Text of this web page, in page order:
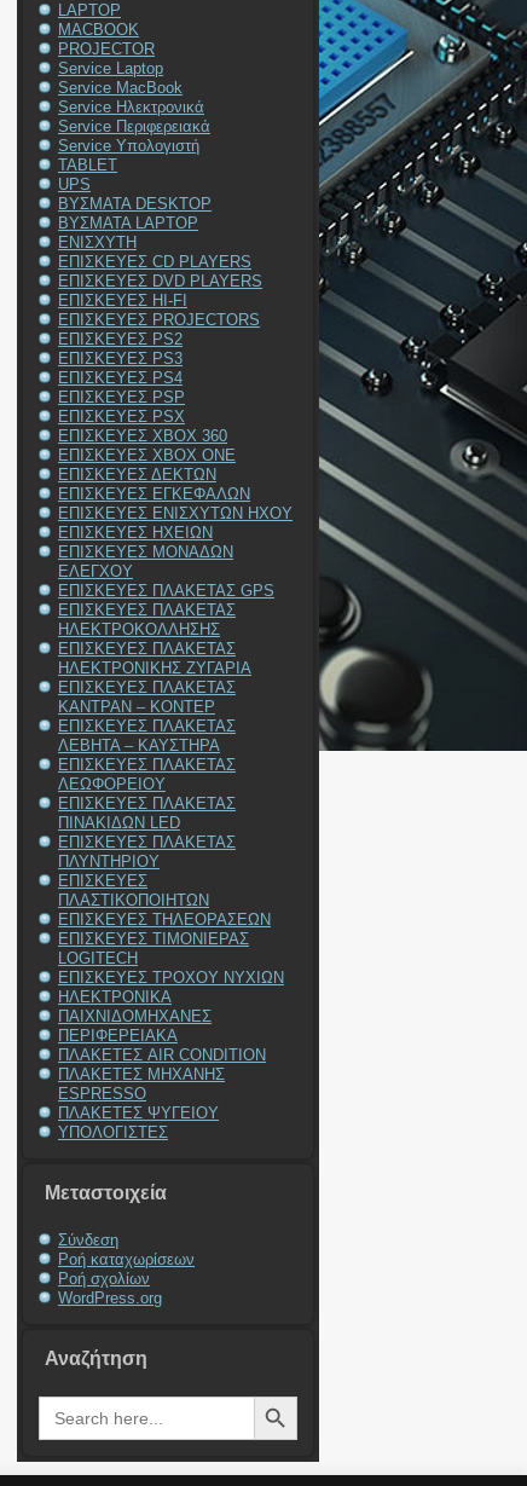
LAPTOP
MACBOOK
PROJECTOR
Service Laptop
Service MacBook
Service Ηλεκτρονικά
Service Περιφερειακά
Service Υπολογιστή
TABLET
UPS
ΒΥΣΜΑΤΑ DESKTOP
ΒΥΣΜΑΤΑ LAPTOP
ΕΝΙΣΧΥΤΗ
ΕΠΙΣΚΕΥΕΣ CD PLAYERS
ΕΠΙΣΚΕΥΕΣ DVD PLAYERS
ΕΠΙΣΚΕΥΕΣ HI-FI
ΕΠΙΣΚΕΥΕΣ PROJECTORS
ΕΠΙΣΚΕΥΕΣ PS2
ΕΠΙΣΚΕΥΕΣ PS3
ΕΠΙΣΚΕΥΕΣ PS4
ΕΠΙΣΚΕΥΕΣ PSP
ΕΠΙΣΚΕΥΕΣ PSX
ΕΠΙΣΚΕΥΕΣ XBOX 360
ΕΠΙΣΚΕΥΕΣ XBOX ONE
ΕΠΙΣΚΕΥΕΣ ΔΕΚΤΩΝ
ΕΠΙΣΚΕΥΕΣ ΕΓΚΕΦΑΛΩΝ
ΕΠΙΣΚΕΥΕΣ ΕΝΙΣΧΥΤΩΝ ΗΧΟΥ
ΕΠΙΣΚΕΥΕΣ ΗΧΕΙΩΝ
ΕΠΙΣΚΕΥΕΣ ΜΟΝΑΔΩΝ
ΕΛΕΓΧΟΥ
ΕΠΙΣΚΕΥΕΣ ΠΛΑΚΕΤΑΣ GPS
ΕΠΙΣΚΕΥΕΣ ΠΛΑΚΕΤΑΣ
ΗΛΕΚΤΡΟΚΟΛΛΗΣΗΣ
ΕΠΙΣΚΕΥΕΣ ΠΛΑΚΕΤΑΣ
ΗΛΕΚΤΡΟΝΙΚΗΣ ΖΥΓΑΡΙΑ
ΕΠΙΣΚΕΥΕΣ ΠΛΑΚΕΤΑΣ
ΚΑΝΤΡΑΝ – ΚΟΝΤΕΡ
ΕΠΙΣΚΕΥΕΣ ΠΛΑΚΕΤΑΣ
ΛΕΒΗΤΑ – ΚΑΥΣΤΗΡΑ
ΕΠΙΣΚΕΥΕΣ ΠΛΑΚΕΤΑΣ
ΛΕΩΦΟΡΕΙΟΥ
ΕΠΙΣΚΕΥΕΣ ΠΛΑΚΕΤΑΣ
ΠΙΝΑΚΙΔΩΝ LED
ΕΠΙΣΚΕΥΕΣ ΠΛΑΚΕΤΑΣ
ΠΛΥΝΤΗΡΙΟΥ
ΕΠΙΣΚΕΥΕΣ
ΠΛΑΣΤΙΚΟΠΟΙΗΤΩΝ
ΕΠΙΣΚΕΥΕΣ ΤΗΛΕΟΡΑΣΕΩΝ
ΕΠΙΣΚΕΥΕΣ ΤΙΜΟΝΙΕΡΑΣ
LOGITECH
ΕΠΙΣΚΕΥΕΣ ΤΡΟΧΟΥ ΝΥΧΙΩΝ
ΗΛΕΚΤΡΟΝΙΚΑ
ΠΑΙΧΝΙΔΟΜΗΧΑΝΕΣ
ΠΕΡΙΦΕΡΕΙΑΚΑ
ΠΛΑΚΕΤΕΣ AIR CONDITION
ΠΛΑΚΕΤΕΣ ΜΗΧΑΝΗΣ
ESPRESSO
ΠΛΑΚΕΤΕΣ ΨΥΓΕΙΟΥ
ΥΠΟΛΟΓΙΣΤΕΣ
Μεταστοιχεία
Σύνδεση
Ροή καταχωρίσεων
Ροή σχολίων
WordPress.org
Αναζήτηση
Search
for:
Search Button